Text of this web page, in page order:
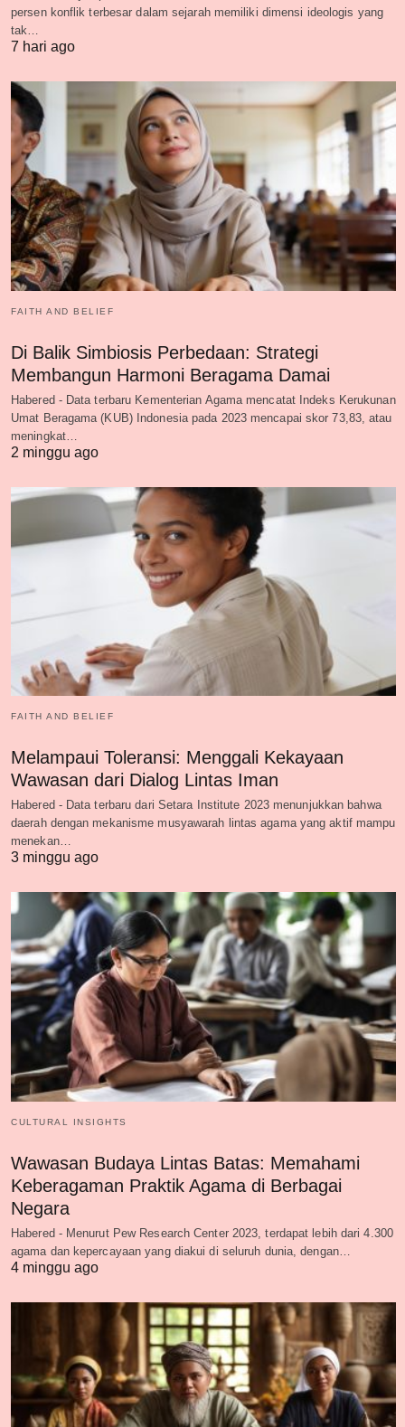
persen konflik terbesar dalam sejarah memiliki dimensi ideologis yang
tak…
7 hari ago
FAITH AND BELIEF
Di Balik Simbiosis Perbedaan: Strategi
Membangun Harmoni Beragama Damai
Habered - Data terbaru Kementerian Agama mencatat Indeks Kerukunan
Umat Beragama (KUB) Indonesia pada 2023 mencapai skor 73,83, atau
meningkat…
2 minggu ago
FAITH AND BELIEF
Melampaui Toleransi: Menggali Kekayaan
Wawasan dari Dialog Lintas Iman
Habered - Data terbaru dari Setara Institute 2023 menunjukkan bahwa
daerah dengan mekanisme musyawarah lintas agama yang aktif mampu
menekan…
3 minggu ago
CULTURAL INSIGHTS
Wawasan Budaya Lintas Batas: Memahami
Keberagaman Praktik Agama di Berbagai
Negara
Habered - Menurut Pew Research Center 2023, terdapat lebih dari 4.300
agama dan kepercayaan yang diakui di seluruh dunia, dengan…
4 minggu ago